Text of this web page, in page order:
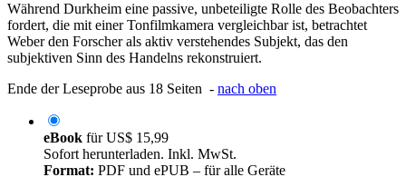
Während Durkheim eine passive, unbeteiligte Rolle des Beobachters
fordert, die mit einer Tonfilmkamera vergleichbar ist, betrachtet
Weber den Forscher als aktiv verstehendes Subjekt, das den
subjektiven Sinn des Handelns rekonstruiert.
Ende der Leseprobe aus 18 Seiten - nach oben
eBook fürUS$ 15,99
Sofort herunterladen. Inkl. MwSt.
Format: PDF und ePUB – für alle Geräte